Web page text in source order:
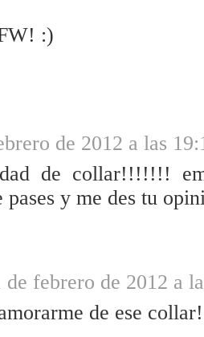
:)
de 2012 a las
de collar!!!!!!!
pases y me des tu
de febrero de 2012 a
de ese collar!